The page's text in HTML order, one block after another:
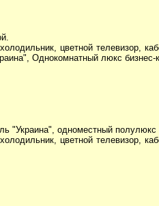
цветной телевизор,
Однокомнатный люкс
"Украина", одноместный полулюкс
цветной телевизор,